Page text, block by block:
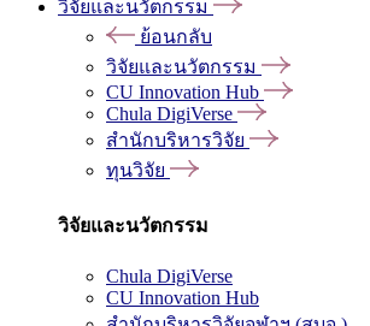
วิจัยและนวัตกรรม
ย้อนกลับ
วิจัยและนวัตกรรม
CU Innovation Hub
Chula DigiVerse
สำนักบริหารวิจัย
ทุนวิจัย
วิจัยและนวัตกรรม
Chula DigiVerse
CU Innovation Hub